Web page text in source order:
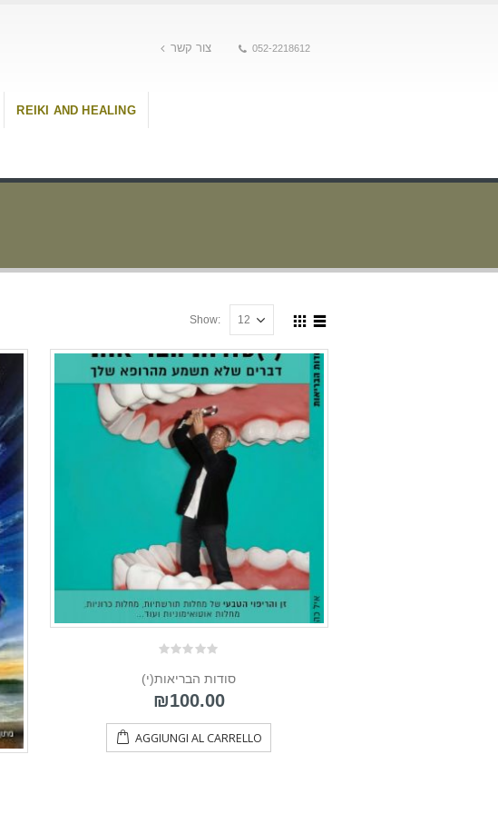
צור קשר 052-2218612
REIKI AND HEALING
Show:
out
5
(י)סודות הבריאות
₪100.00
AGGIUNGI AL CARRELLO